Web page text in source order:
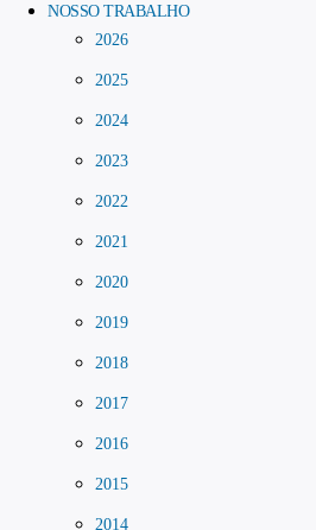
NOSSO TRABALHO
2026
2025
2024
2023
2022
2021
2020
2019
2018
2017
2016
2015
2014